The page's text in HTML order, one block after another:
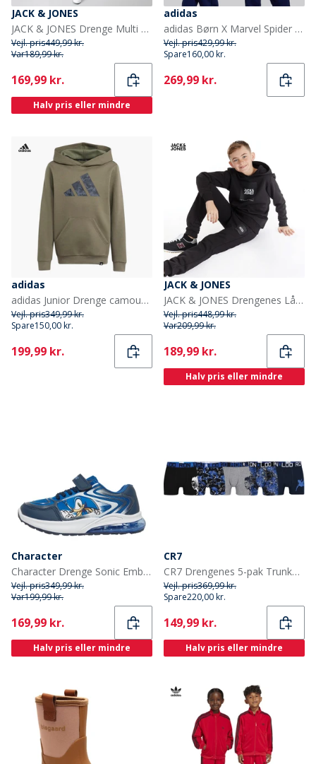
JACK & JONES
JACK & JONES Drenge Multi Træningstøj Sort
Vejl. pris449,99 kr.
Var189,99 kr.
Current
169,99 kr.
Halv pris eller mindre
adidas
adidas Børn X Marvel Spider Man Træningsbluse Dark Blue/Off White
Vejl. pris429,99 kr.
Spare160,00 kr.
Current
269,99 kr.
adidas
adidas Junior Drenge camouflage grafisk hættetrøje Olive Strata
Vejl. pris349,99 kr.
Spare150,00 kr.
Current
199,99 kr.
JACK & JONES
JACK & JONES Drengenes Lås Træningsdragt Sort
Vejl. pris448,99 kr.
Var209,99 kr.
Current
189,99 kr.
Halv pris eller mindre
Character
Character Drenge Sonic Emboss Lights Sneakers Blå/Multi
Vejl. pris349,99 kr.
Var199,99 kr.
Current
169,99 kr.
Halv pris eller mindre
CR7
CR7 Drengenes 5-pak Trunker Multifarvet
Vejl. pris369,99 kr.
Spare220,00 kr.
Current
149,99 kr.
Halv pris eller mindre